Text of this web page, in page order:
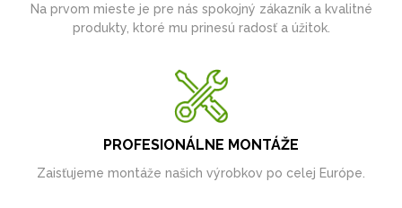
Na prvom mieste je pre nás spokojný zákazník a kvalitné
produkty, ktoré mu prinesú radosť a úžitok.
PROFESIONÁLNE MONTÁŽE
Zaisťujeme montáže našich výrobkov po celej Európe.